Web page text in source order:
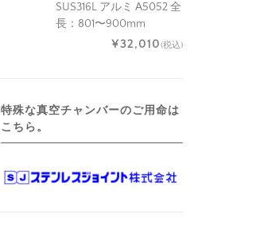
SUS316L アルミ A5052 全
長：801〜900mm
¥32,010(税込)
特殊な真空チャンバーのご用命は
こちら。